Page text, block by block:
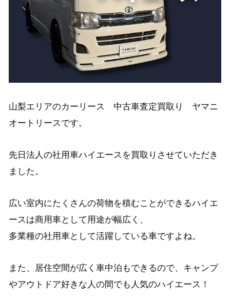
山梨エリアのカーリース 中古車査定買取り ヤマニ
オートリースです。
先日法人の社用車ハイエースを買取りさせていただき
ました。
広い室内にたくさんの荷物を積むことができるハイエ
ースは商用車として用途が幅広く、
多業種の社用車として活躍している車ですよね。
また、居住空間が広く車中泊もできるので、キャンプ
やアウトドア好きな人の間でも人気のハイエース！